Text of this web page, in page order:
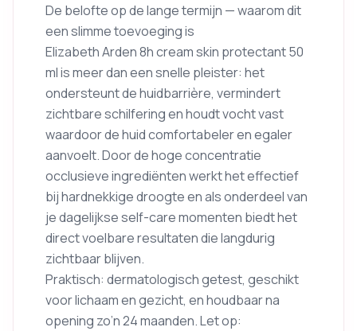
De belofte op de lange termijn — waarom dit
een slimme toevoeging is
Elizabeth Arden 8h cream skin protectant 50
ml is meer dan een snelle pleister: het
ondersteunt de huidbarrière, vermindert
zichtbare schilfering en houdt vocht vast
waardoor de huid comfortabeler en egaler
aanvoelt. Door de hoge concentratie
occlusieve ingrediënten werkt het effectief
bij hardnekkige droogte en als onderdeel van
je dagelijkse self-care momenten biedt het
direct voelbare resultaten die langdurig
zichtbaar blijven.
Praktisch: dermatologisch getest, geschikt
voor lichaam en gezicht, en houdbaar na
opening zo’n 24 maanden. Let op: